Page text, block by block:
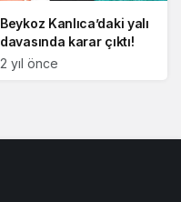
Beykoz Kanlıca’daki yalı
davasında karar çıktı!
2 yıl önce